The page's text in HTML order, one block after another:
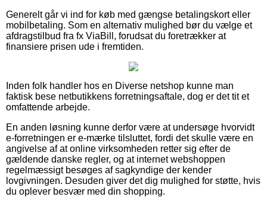
Generelt går vi ind for køb med gængse betalingskort eller
mobilbetaling. Som en alternativ mulighed bør du vælge et
afdragstilbud fra fx ViaBill, forudsat du foretrækker at
finansiere prisen ude i fremtiden.
Inden folk handler hos en Diverse netshop kunne man
faktisk bese netbutikkens forretningsaftale, dog er det tit et
omfattende arbejde.
En anden løsning kunne derfor være at undersøge hvorvidt
e-forretningen er e-mærke tilsluttet, fordi det skulle være en
angivelse af at online virksomheden retter sig efter de
gældende danske regler, og at internet webshoppen
regelmæssigt besøges af sagkyndige der kender
lovgivningen. Desuden giver det dig mulighed for støtte, hvis
du oplever besvær med din shopping.